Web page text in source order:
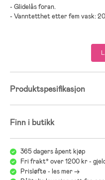
- Glidelås foran.
- Vanntetthet etter fem vask:
Produktspesifikasjon
Finn i butikk
365 dagers åpent kjøp
Fri frakt* over 1200 kr -
Prisløfte - les mer ->